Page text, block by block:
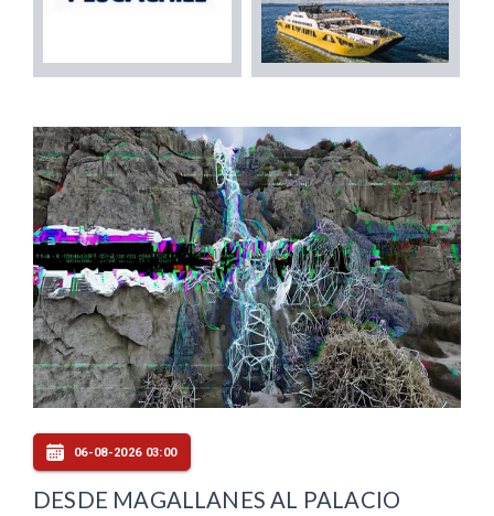
06-08-2026 03:00
DESDE MAGALLANES AL PALACIO